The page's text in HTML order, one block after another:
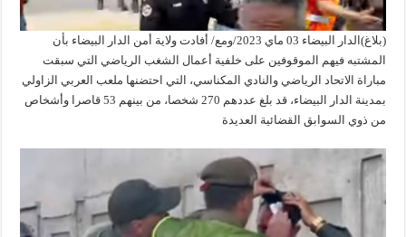
(بلاغ)الدار البيضاء 03 ماي 2023/ومع/ أفادت ولاية أمن الدار البيضاء بأن
المشتبه فيهم الموقوفين على خلفية أعمال الشغب الرياضي التي سبقت
مباراة الاتحاد الرياضي والنادي المكناسي، التي احتضنها ملعب العربي الزاولي
بمدينة الدار البيضاء، قد بلغ عددهم 270 شخصا، من بينهم 53 قاصرا وأشخاص
من ذوي السوابق القضائية العديدة